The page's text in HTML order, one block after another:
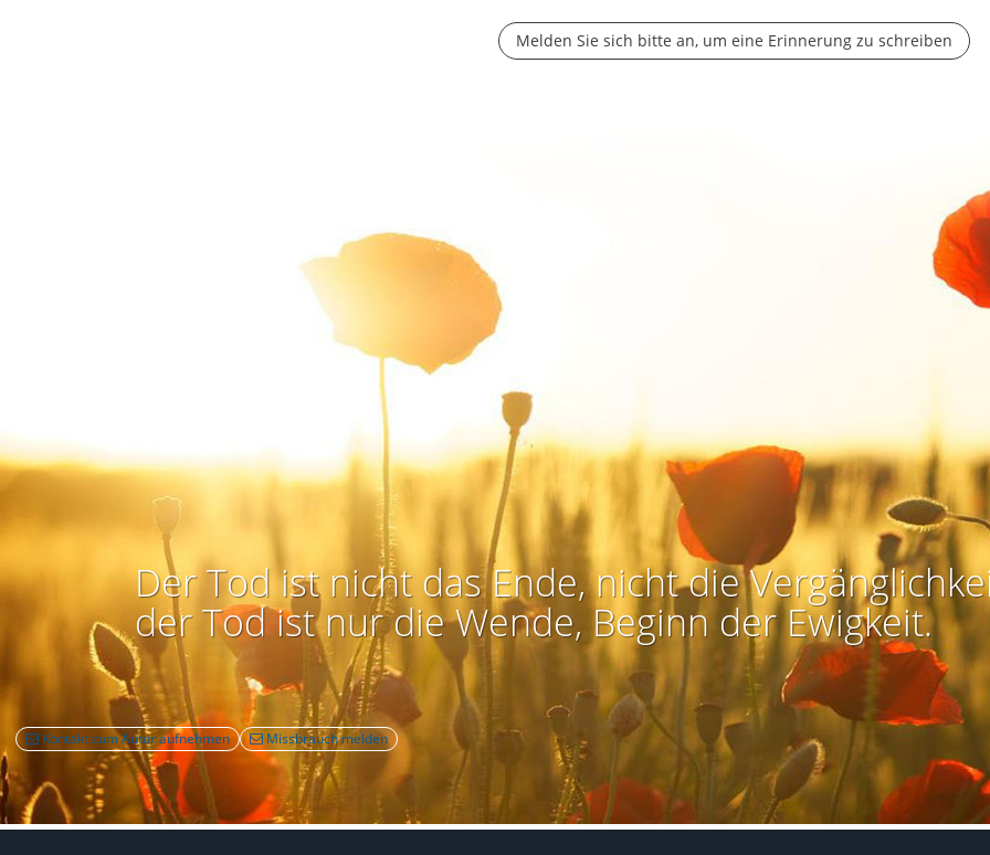
Melden Sie sich bitte an, um eine Erinnerung zu schreiben
Der Tod ist nicht das Ende, nicht die
der Tod ist nur die Wende, Beginn der Ewigkeit.
Kontakt zum Autor aufnehmen Missbrauch melden